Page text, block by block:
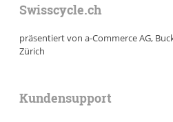
Swisscycle.ch
präsentiert von a-Commerce AG,
Zürich
Kundensupport